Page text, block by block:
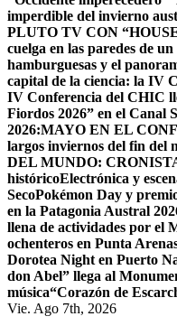
imperdible del invierno
PLUTO TV CON
cuelga en las paredes de un
hamburguesas y el
capital de la ciencia: la IV
IV Conferencia del CHIC
Fiordos 2026” en el Canal
2026:MAYO EN EL
largos inviernos del fin del
DEL MUNDO:
históricoElectrónica y
SecoPokémon Day y
en la Patagonia Austral
llena de actividades por el
ochenteros en Punta
Dorotea Night en Puerto
don Abel” llega al
música“Corazón de
Vie. Ago 7th, 2026